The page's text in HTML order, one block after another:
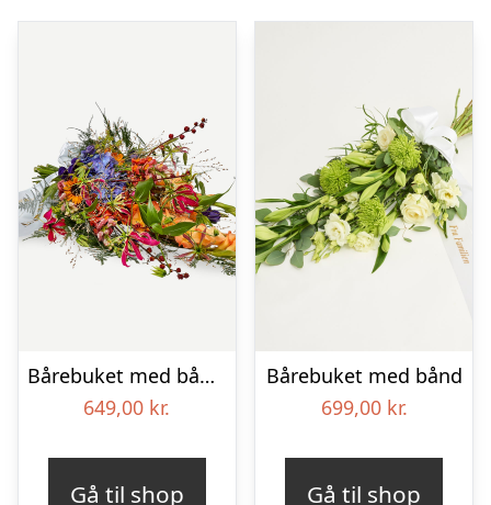
Bårebuket med bånd – Et farverigt farvel
649,00 kr.
Gå til shop
Bårebuket med bånd
699,00 kr.
Gå til shop